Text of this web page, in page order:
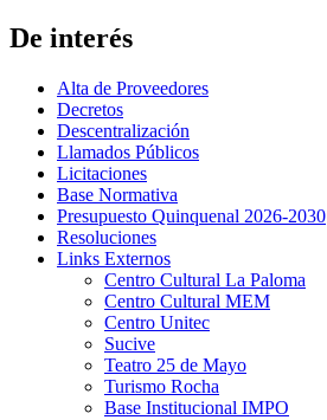
De interés
Alta de Proveedores
Decretos
Descentralización
Llamados Públicos
Licitaciones
Base Normativa
Presupuesto Quinquenal 2026-2030
Resoluciones
Links Externos
Centro Cultural La Paloma
Centro Cultural MEM
Centro Unitec
Sucive
Teatro 25 de Mayo
Turismo Rocha
Base Institucional IMPO